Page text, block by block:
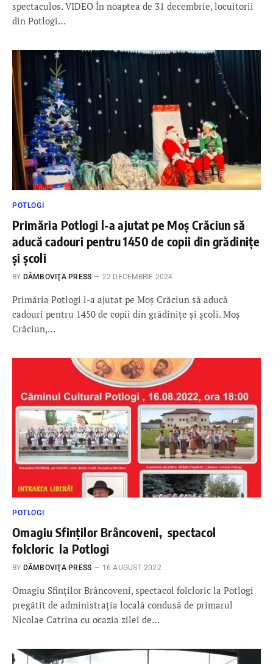
spectaculos. VIDEO În noaptea de 31 decembrie, locuitorii
din Potlogi…
POTLOGI
Primăria Potlogi l-a ajutat pe Moș Crăciun să
aducă cadouri pentru 1450 de copii din grădinițe
și școli
BY DÂMBOVIŢA PRESS 22 DECEMBRIE 2024
Primăria Potlogi l-a ajutat pe Moș Crăciun să aducă
cadouri pentru 1450 de copii din grădinițe și școli. Moș
Crăciun,…
POTLOGI
Omagiu Sfinților Brâncoveni, spectacol
folcloric la Potlogi
BY DÂMBOVIŢA PRESS 16 AUGUST 2022
Omagiu Sfinților Brâncoveni, spectacol folcloric la Potlogi
pregătit de administrația locală condusă de primarul
Nicolae Catrina cu ocazia zilei de…